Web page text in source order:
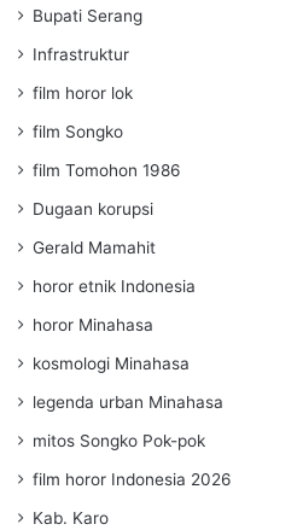
Bupati Serang
Infrastruktur
film horor lok
film Songko
film Tomohon 1986
Dugaan korupsi
Gerald Mamahit
horor etnik Indonesia
horor Minahasa
kosmologi Minahasa
legenda urban Minahasa
mitos Songko Pok-pok
film horor Indonesia 2026
Kab. Karo